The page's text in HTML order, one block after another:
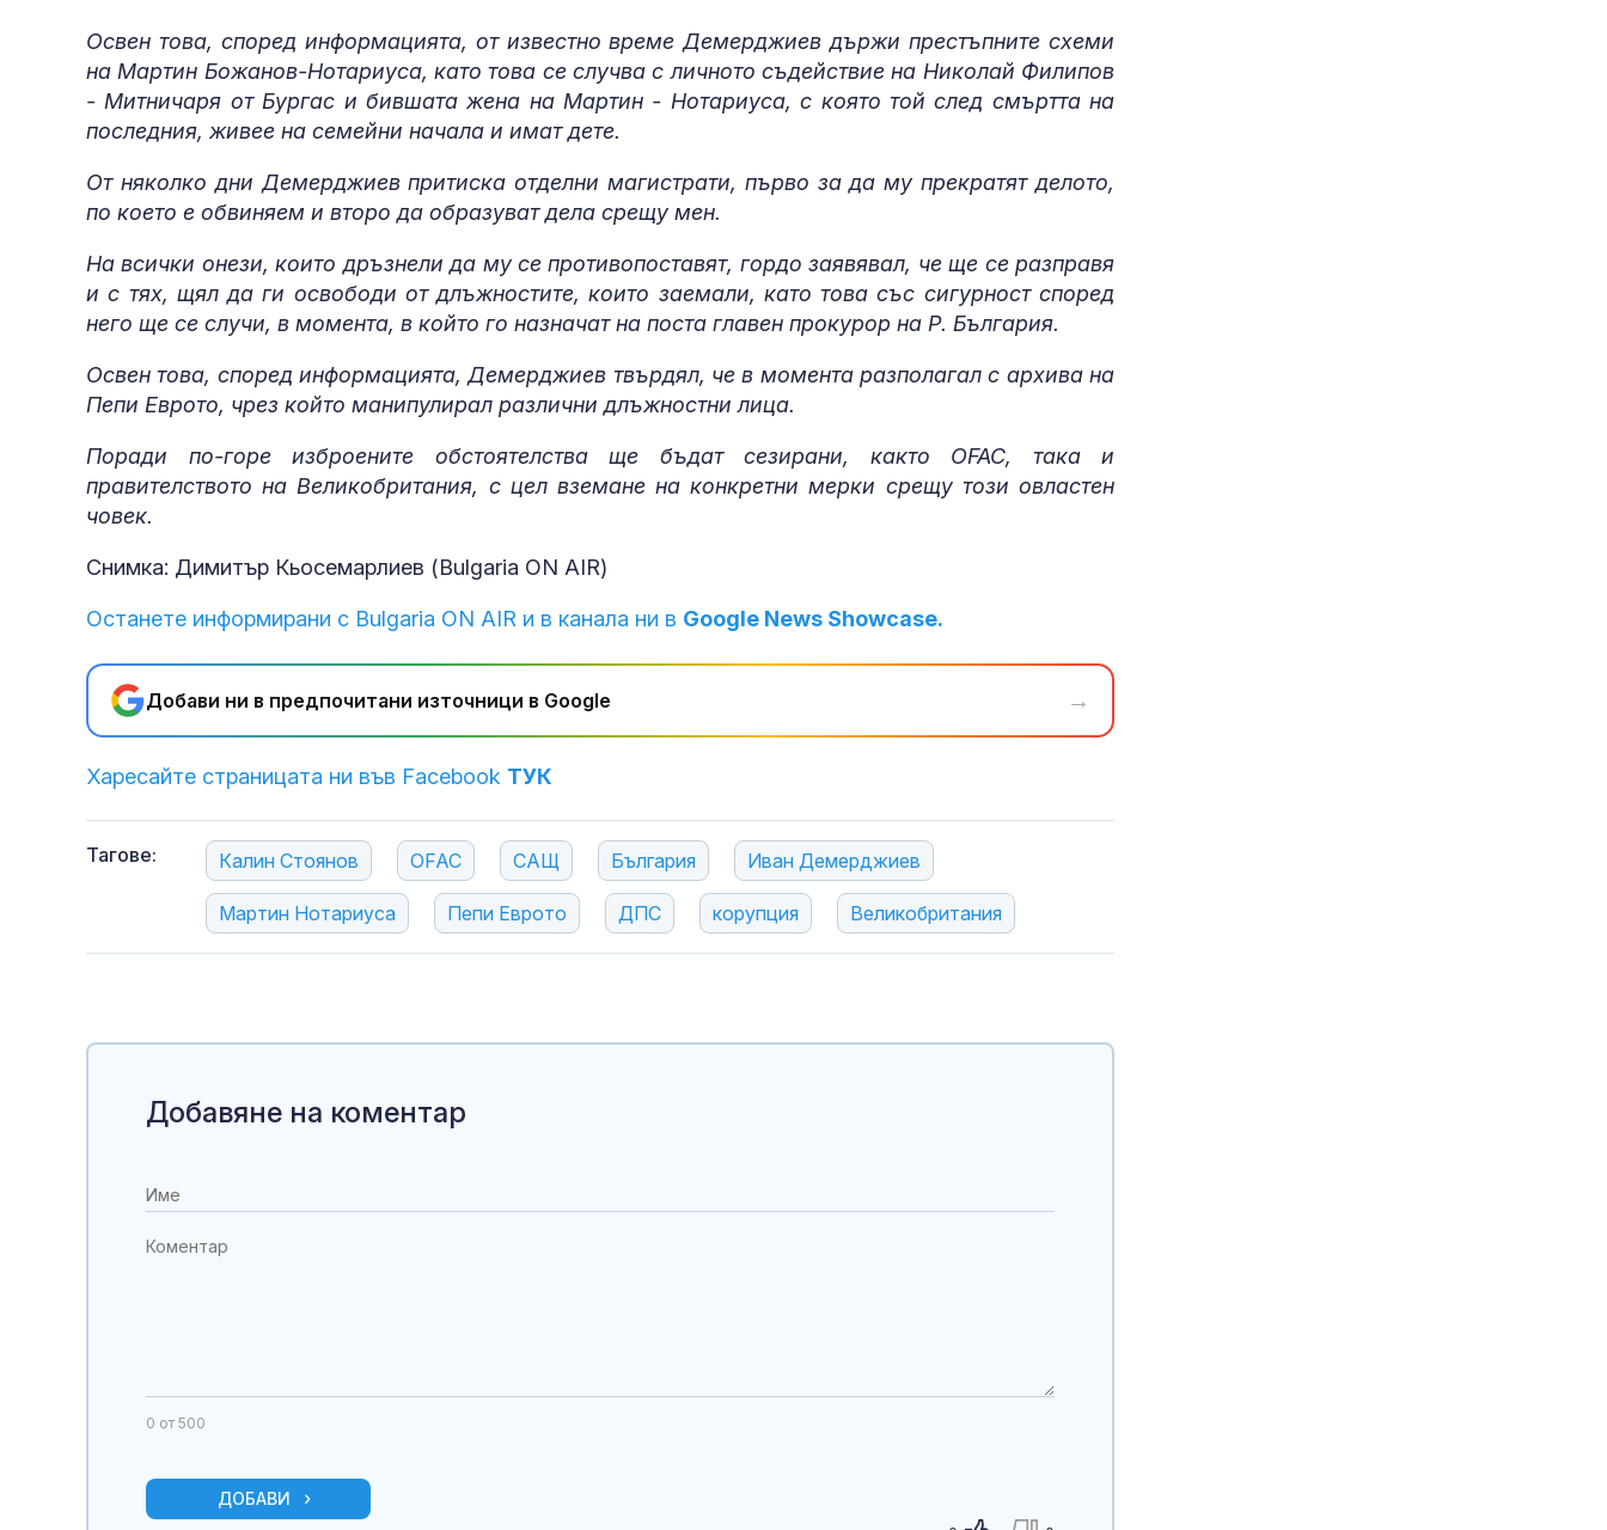
Освен това, според информацията, от известно време Демерджиев държи престъпните схеми
на Мартин Божанов-Нотариуса, като това се случва с личното съдействие на Николай Филипов
- Митничаря от Бургас и бившата жена на Мартин - Нотариуса, с която той след смъртта на
последния, живее на семейни начала и имат дете.
От няколко дни Демерджиев притиска отделни магистрати, първо за да му прекратят делото,
по което е обвиняем и второ да образуват дела срещу мен.
На всички онези, които дръзнели да му се противопоставят, гордо заявявал, че ще се разправя
и с тях, щял да ги освободи от длъжностите, които заемали, като това със сигурност според
него ще се случи, в момента, в който го назначат на поста главен прокурор на Р. България.
Освен това, според информацията, Демерджиев твърдял, че в момента разполагал с архива на
Пепи Еврото, чрез който манипулирал различни длъжностни лица.
Поради по-горе изброените обстоятелства ще бъдат сезирани, както OFAC, така и
правителството на Великобритания, с цел вземане на конкретни мерки срещу този овластен
човек.
Снимка: Димитър Кьосемарлиев (Bulgaria ON AIR)
Останете информирани с Bulgaria ON AIR и в канала ни в Google News Showcase.
Добави ни в предпочитани източници в Google →
Харесайте страницата ни във Facebook ТУК
Тагове: Калин Стоянов OFAC САЩ България Иван Демерджиев
Мартин Нотариуса Пепи Еврото ДПС корупция Великобритания
Добавяне на коментар
0 от 500
ДОБАВИ